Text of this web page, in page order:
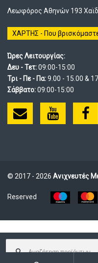
Λεωφόρος Αθηνών 193
ΧΑΡΤΗΣ - Που
Ώρες Λειτουργίας:
Δευ - Τετ:09:00-15:00
Τρι - Πε - Πα:9.00 - 15.00 &
Σάββατο:09:00-15:00
© 2017 - 2026 Ανιχνευτές
Reserved
Αναζήτηση